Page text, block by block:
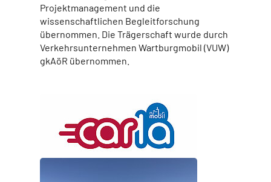
Projektmanagement und die
wissenschaftlichen Begleitforschung
übernommen. Die Trägerschaft wurde durch
Verkehrsunternehmen Wartburgmobil (VUW)
gkAöR übernommen.